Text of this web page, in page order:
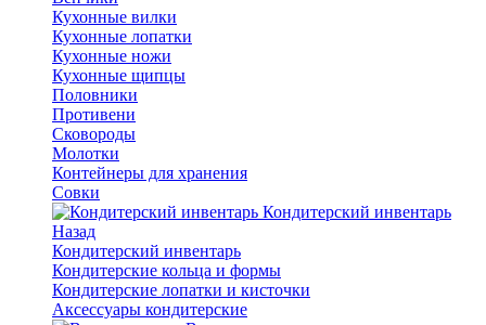
Кухонные вилки
Кухонные лопатки
Кухонные ножи
Кухонные щипцы
Половники
Противени
Сковороды
Молотки
Контейнеры для хранения
Совки
Кондитерский инвентарь
Назад
Кондитерский инвентарь
Кондитерские кольца и формы
Кондитерские лопатки и кисточки
Аксессуары кондитерские